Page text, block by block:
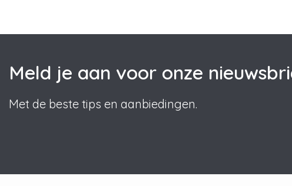
Meld je aan voor onze
Met de beste tips en aanbiedingen.